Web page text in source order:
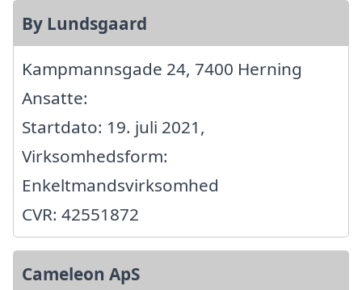
By Lundsgaard
Kampmannsgade 24, 7400 Herning
Ansatte:
Startdato: 19. juli 2021,
Virksomhedsform:
Enkeltmandsvirksomhed
CVR: 42551872
Cameleon ApS